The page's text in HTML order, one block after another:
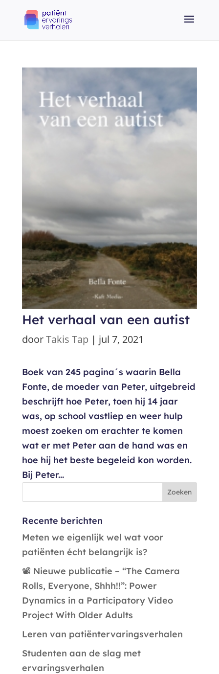
Het verhaal van een autist
doorTakis Tap | jul 7, 2021
Boek van 245 pagina´s waarin Bella
Fonte, de moeder van Peter, uitgebreid
beschrijft hoe Peter, toen hij 14 jaar
was, op school vastliep en weer hulp
moest zoeken om erachter te komen
wat er met Peter aan de hand was en
hoe hij het beste begeleid kon worden.
Bij Peter...
Recente berichten
Meten we eigenlijk wel wat voor
patiënten écht belangrijk is?
📽️ Nieuwe publicatie – “The Camera
Rolls, Everyone, Shhh!!”: Power
Dynamics in a Participatory Video
Project With Older Adults
Leren van patiëntervaringsverhalen
Studenten aan de slag met
ervaringsverhalen